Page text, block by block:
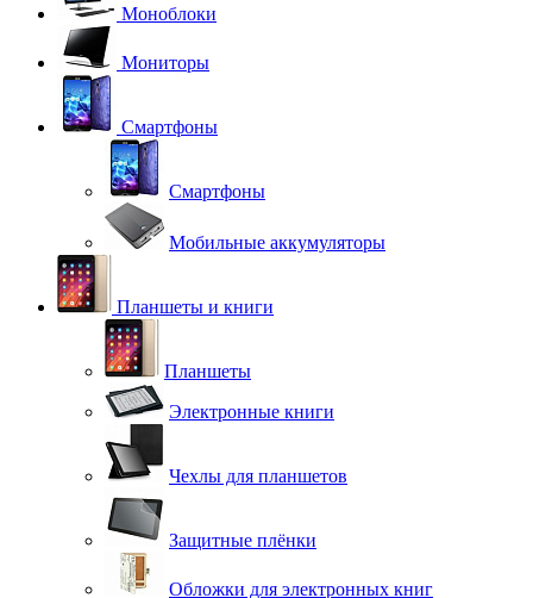
Моноблоки
Мониторы
Смартфоны
Смартфоны
Мобильные аккумуляторы
Планшеты и книги
Планшеты
Электронные книги
Чехлы для планшетов
Защитные плёнки
Обложки для электронных книг